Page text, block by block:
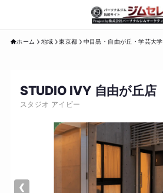
ホーム 地域 東京都 中目黒・自由が丘・学芸大学
STUDIO IVY 自由が丘店
スタジオ アイビー
❮